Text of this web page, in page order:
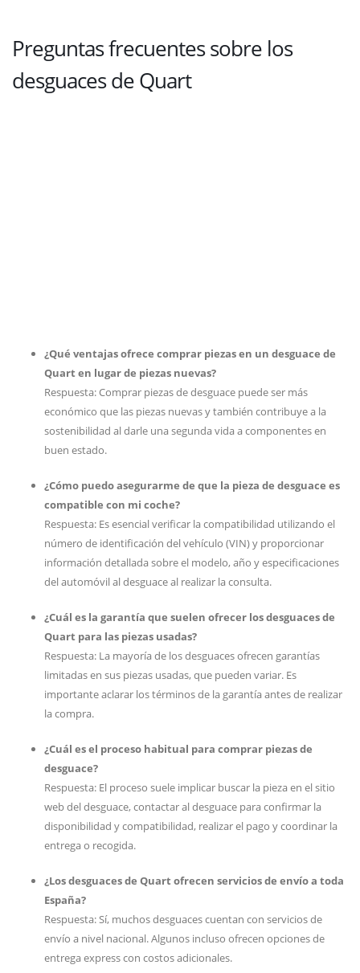
Preguntas frecuentes sobre los
desguaces de Quart
¿Qué ventajas ofrece comprar piezas en un desguace de
Quart en lugar de piezas nuevas?
Respuesta: Comprar piezas de desguace puede ser más
económico que las piezas nuevas y también contribuye a la
sostenibilidad al darle una segunda vida a componentes en
buen estado.
¿Cómo puedo asegurarme de que la pieza de desguace es
compatible con mi coche?
Respuesta: Es esencial verificar la compatibilidad utilizando el
número de identificación del vehículo (VIN) y proporcionar
información detallada sobre el modelo, año y especificaciones
del automóvil al desguace al realizar la consulta.
¿Cuál es la garantía que suelen ofrecer los desguaces de
Quart para las piezas usadas?
Respuesta: La mayoría de los desguaces ofrecen garantías
limitadas en sus piezas usadas, que pueden variar. Es
importante aclarar los términos de la garantía antes de realizar
la compra.
¿Cuál es el proceso habitual para comprar piezas de
desguace?
Respuesta: El proceso suele implicar buscar la pieza en el sitio
web del desguace, contactar al desguace para confirmar la
disponibilidad y compatibilidad, realizar el pago y coordinar la
entrega o recogida.
¿Los desguaces de Quart ofrecen servicios de envío a toda
España?
Respuesta: Sí, muchos desguaces cuentan con servicios de
envío a nivel nacional. Algunos incluso ofrecen opciones de
entrega express con costos adicionales.